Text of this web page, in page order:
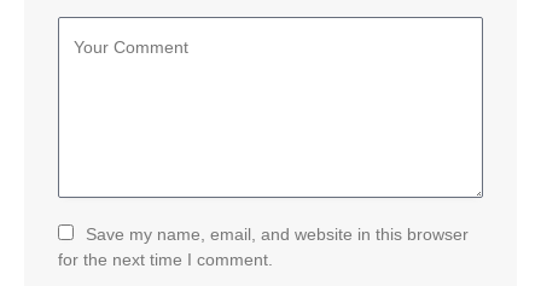
Save my name, email, and website in this browser
for the next time I comment.